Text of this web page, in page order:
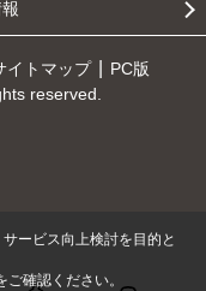
イトマップ
PC版
reserved.
ービス向上検討を目的と
ご確認ください。